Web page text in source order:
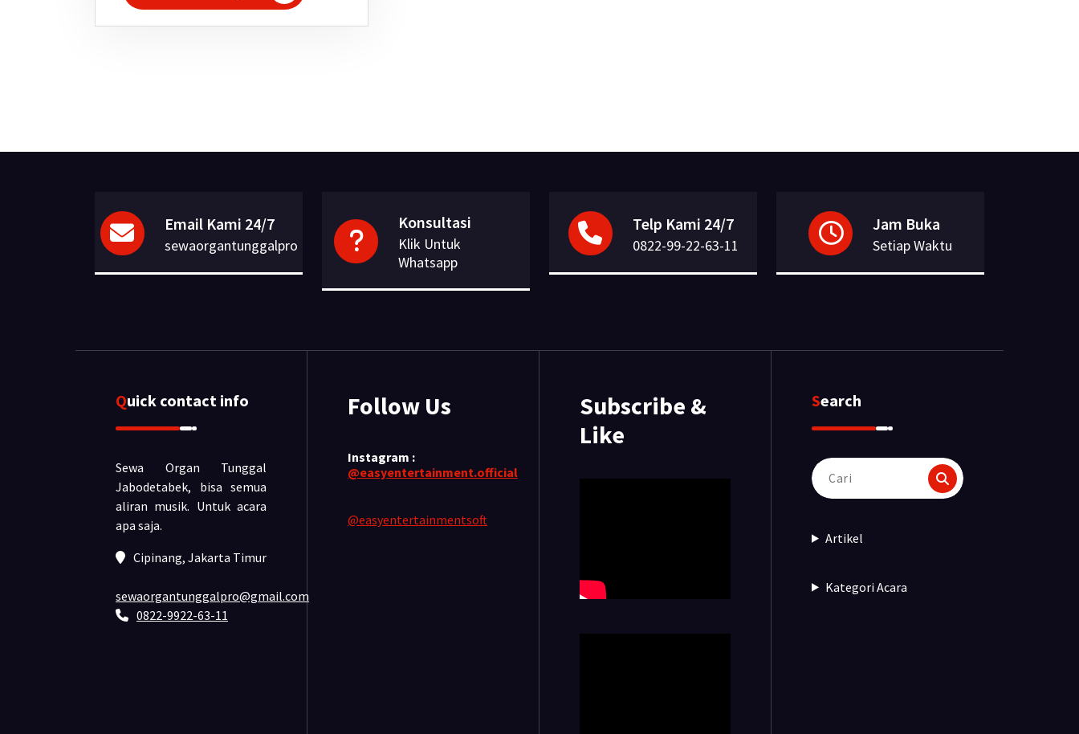
Email Kami 24/7
sewaorgantunggalpro
Konsultasi
Klik Untuk
Whatsapp
Telp Kami 24/7
0822-99-22-63-11
Jam Buka
Setiap Waktu
Quick contact info
Sewa Organ Tunggal
Jabodetabek, bisa semua
aliran musik. Untuk acara
apa saja.
Cipinang, Jakarta Timur
sewaorgantunggalpro@gmail.com
0822-9922-63-11
Follow Us
Instagram :
@easyentertainment.official
@easyentertainmentsoft
Subscribe &
Like
Search
Pencarian
untuk:
Artikel
Kategori Acara